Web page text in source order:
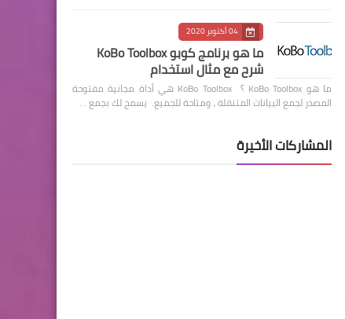
04 أكتوبر 2020
ما هو برنامج كوبو KoBo Toolbox
شرح مع مثال استخدام
ما هو KoBo Toolbox ؟ KoBo Toolbox هي أداة مجانية مفتوحة
المصدر لجمع البيانات المتنقلة ، ومتاحة للجميع. يسمح لك بجمع …
المشاركات الأخيرة